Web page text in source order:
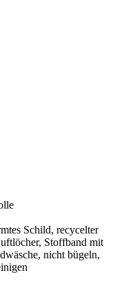
Schild, recycelter
Stoffband mit
nicht bügeln,